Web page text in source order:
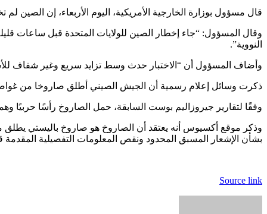
قال مسؤول بوزارة الخارجية الأمريكية، اليوم الأربعاء، إن الصين
وقال المسؤول: “جاء إخطار الصين للولايات المتحدة قبل ساعات
النووية”.
وأضاف المسؤول أن “الاختبار حدث وسط تزايد سريع وغير شفاف
ذكرت وسائل إعلام رسمية أن الجيش الصيني أطلق صاروخا من غواصة تعمل
وفقًا لتقارير جيروزاليم بوست السابقة، حمل الصاروخ رأسًا حربيًا
وذكر موقع أكسيوس أنه يعتقد أن الصاروخ هو صاروخ باليستي يطلق من
بشأن الإشعار المسبق المحدود ونقص المعلومات التفصيلية المقدمة
Source link